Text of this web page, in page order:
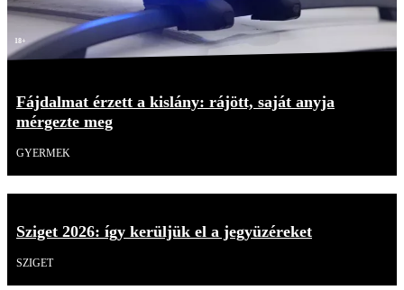
18+
Fájdalmat érzett a kislány: rájött, saját anyja
mérgezte meg
GYERMEK
Sziget 2026: így kerüljük el a jegyüzéreket
SZIGET